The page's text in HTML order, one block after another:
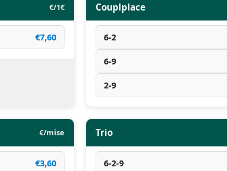
€/1€
€7,60
Couplplace
6-2
6-9
2-9
€/mise
€3,60
Trio
6-2-9